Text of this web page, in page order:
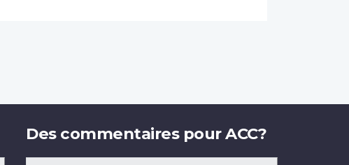
Des commentaires pour ACC?